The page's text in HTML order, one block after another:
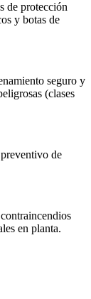
de protección
y botas de
seguro y
(clases
de
en planta.